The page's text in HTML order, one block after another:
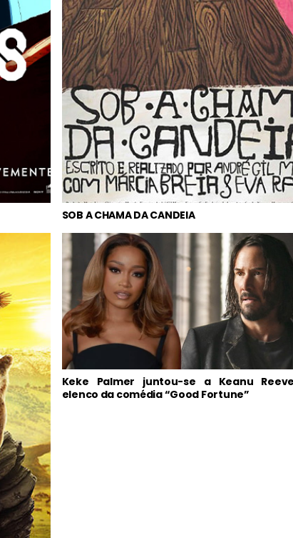
SOB A CHAMA DA CANDEIA
Keke Palmer juntou-se a Keanu
elenco da comédia “Good Fortune”